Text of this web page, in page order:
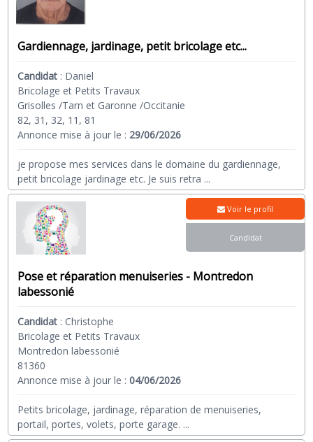
Gardiennage, jardinage, petit bricolage etc...
Candidat : Daniel
Bricolage et Petits Travaux
Grisolles /Tarn et Garonne /Occitanie
82, 31, 32, 11, 81
Annonce mise à jour le : 29/06/2026
je propose mes services dans le domaine du gardiennage,
petit bricolage jardinage etc. Je suis retra ...
Pose et réparation menuiseries - Montredon
labessonié
Candidat : Christophe
Bricolage et Petits Travaux
Montredon labessonié
81360
Annonce mise à jour le :04/06/2026
Petits bricolage, jardinage, réparation de menuiseries,
portail, portes, volets, porte garage. ...
Voir le profil
Candidat